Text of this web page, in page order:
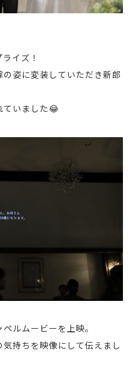
イズ！
姿に変装していただき新郎
ていました😂
ルムービーを上映。
持ちを映像にして伝えまし